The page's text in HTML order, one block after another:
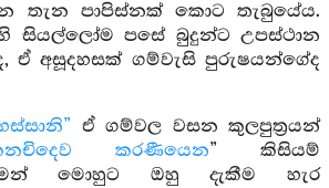
තැන පාපිස්නක් කොට තැබුයේය.
සියල්ලෝම පසේ බුදුන්ට උපස්ථාන
ඒ අසූදහසක් ගම්වැසි පුරුෂයන්ගේද
ඒ ගම්වල වසන කුලපුත්‍රයන්
කරණීයෙන” කිසියම්
මොහුට ඔහු දැකීම හැර